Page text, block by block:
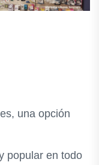
una opción
popular en todo